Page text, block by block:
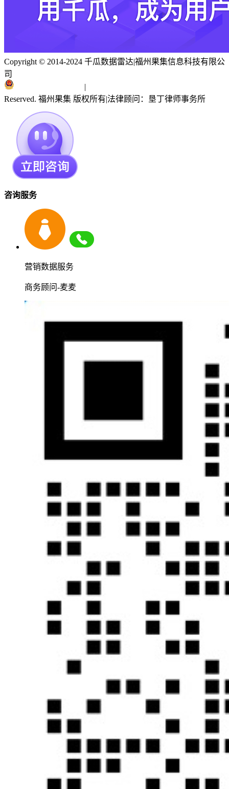
Copyright © 2014-2024 千瓜数据雷达|福州果集信息科技有限公
司
|
Reserved. 福州果集 版权所有|法律顾问：垦丁律师事务所
咨询服务
营销数据服务
商务顾问-麦麦